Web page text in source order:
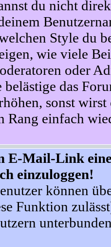
du nicht
Style du
wie viele
oder
belästige das
sonst
Rang einfach
E-Mail-Link
einzuloggen!
können
Funktion